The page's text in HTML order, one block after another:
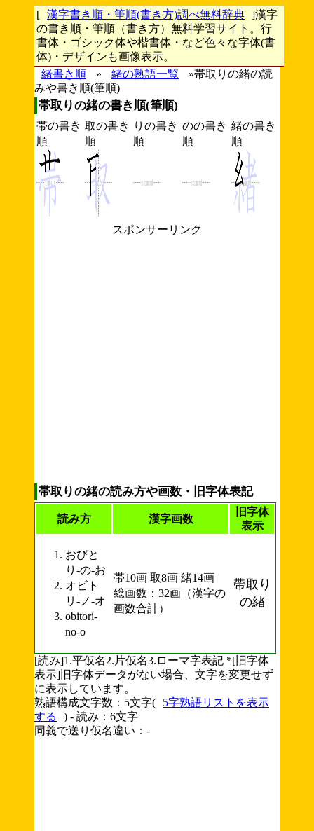
[ 漢字書き順・筆順(書き方)調べ無料辞典 ]漢字
の書き順・筆順（書き方）無料学習サイト。行
書体・ゴシック体や楷書体・など色々な字体(書
体)・デザインも画像表示。
緒書き順
» 緒の熟語一覧
»帯取りの緒の読
みや書き順(筆順)
帯取りの緒の書き順(筆順)
帯の書き
順
取の書き
順
りの書き
順
のの書き
順
緒の書き
順
スポンサーリンク
帯取りの緒の読み方や画数・旧字体表記
読み方 漢字画数
旧字体
表示
おびと
り-の-お
オビト
リ-ノ-オ
obitori-
no-o
帯10画 取8画 緒14画
総画数：32画（漢字の
画数合計）
帶取り
の緖
[読み]1.平仮名2.片仮名3.ローマ字表記 *[旧字体
表示]旧字体データがない場合、文字を変更せず
に表示しています。
熟語構成文字数：5文字(
5字熟語リストを表示
する
) - 読み：6文字
同義で送り仮名違い：-